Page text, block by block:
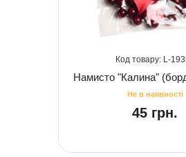
Намисто "Калина"
45 грн.